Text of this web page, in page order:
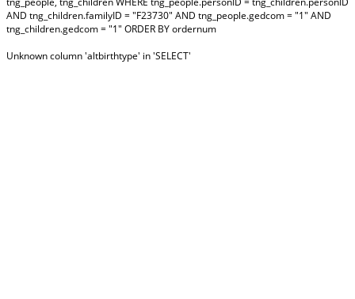
AND tng_children.familyID = "F23730" AND tng_people.gedcom = "1" AND
tng_children.gedcom = "1" ORDER BY ordernum
Unknown column 'altbirthtype' in 'SELECT'